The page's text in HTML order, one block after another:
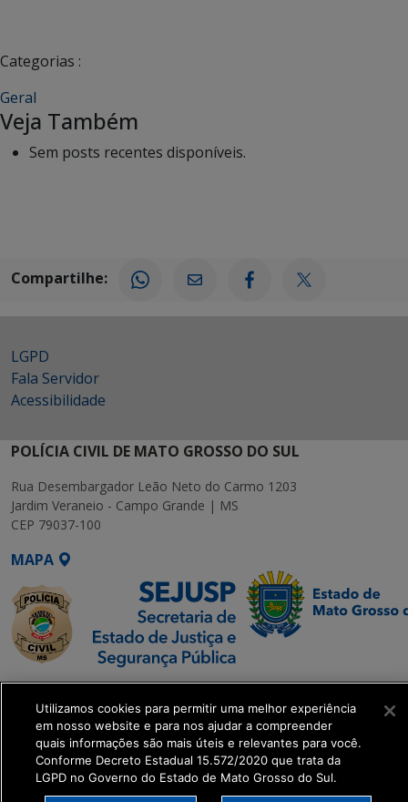
Categorias :
Geral
Veja Também
Sem posts recentes disponíveis.
Compartilhe:
LGPD
Fala Servidor
Acessibilidade
POLÍCIA CIVIL DE MATO GROSSO DO SUL
Rua Desembargador Leão Neto do Carmo 1203
Jardim Veraneio - Campo Grande | MS
CEP 79037-100
MAPA
SETDIG | Secretaria-
Executiva de
Transformação Digital
get_footer();
Utilizamos cookies para permitir uma melhor experiência
em nosso website e para nos ajudar a compreender
quais informações são mais úteis e relevantes para você.
Conforme Decreto Estadual 15.572/2020 que trata da
LGPD no Governo do Estado de Mato Grosso do Sul.